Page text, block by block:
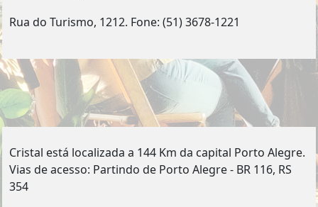
Rua do Turismo, 1212. Fone: (51) 3678-1221
Cristal está localizada a 144 Km da capital Porto Alegre.
Vias de acesso: Partindo de Porto Alegre - BR 116, RS
354